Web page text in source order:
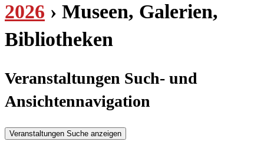
2026 › Museen, Galerien,
Bibliotheken
Veranstaltungen Such- und
Ansichtennavigation
Veranstaltungen Suche anzeigen